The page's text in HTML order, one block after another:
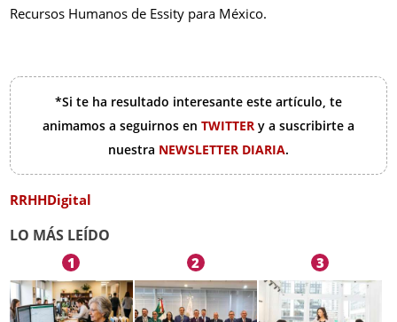
Recursos Humanos de Essity para México.
*Si te ha resultado interesante este artículo, te
animamos a seguirnos en TWITTER y a suscribirte a
nuestra NEWSLETTER DIARIA.
RRHHDigital
LO MÁS LEÍDO
1 2 3